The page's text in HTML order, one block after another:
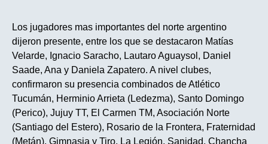
Los jugadores mas importantes del norte argentino
dijeron presente, entre los que se destacaron Matías
Velarde, Ignacio Saracho, Lautaro Aguaysol, Daniel
Saade, Ana y Daniela Zapatero. A nivel clubes,
confirmaron su presencia combinados de Atlético
Tucumán, Herminio Arrieta (Ledezma), Santo Domingo
(Perico), Jujuy TT, El Carmen TM, Asociación Norte
(Santiago del Estero), Rosario de la Frontera, Fraternidad
(Metán), Gimnasia y Tiro, La Legión, Sanidad, Chancha